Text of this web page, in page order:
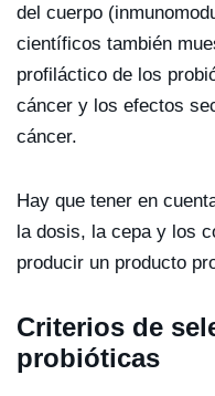
del cuerpo
científicos también
profiláctico de los
cáncer y los efectos
cáncer.
Hay que tener en
la dosis, la cepa y los
producir un producto
Criterios de
probióticas